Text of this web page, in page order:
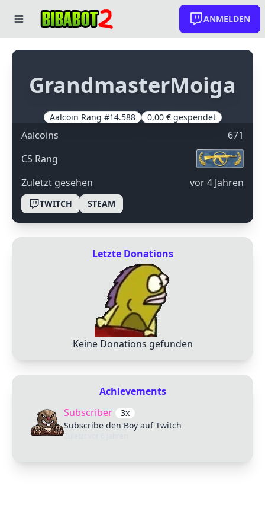
ANMELDEN
GrandmasterMoiga
Aalcoin Rang #14.588 0,00 € gespendet
Aalcoins
671
CS Rang
Zuletzt gesehen
Vor 4 Jahren
TWITCH STEAM
Letzte Donations
Keine Donations gefunden
Achievements
Subscriber
3x
Subscribe den Boy auf Twitch